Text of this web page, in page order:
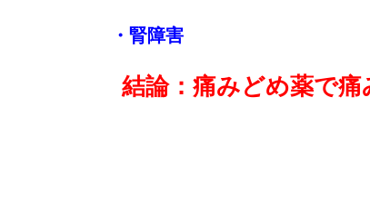
・腎障害
結論：痛みどめ薬で